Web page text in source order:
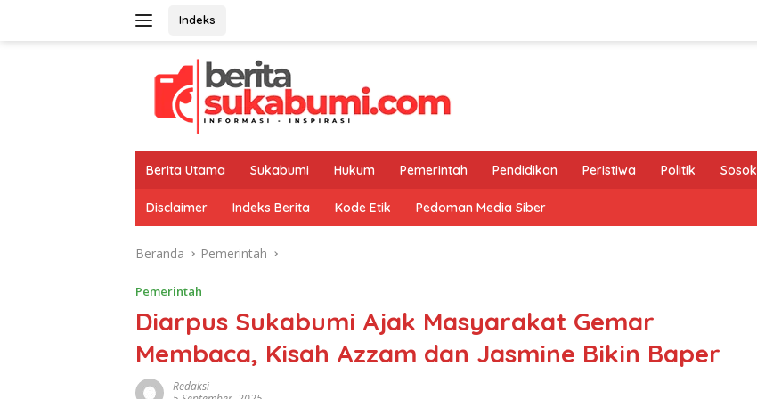
Indeks
Berita Utama Sukabumi Hukum Pemerintah Pendidikan Peristiwa Politik Sosok
Disclaimer Indeks Berita Kode Etik Pedoman Media Siber
Beranda Pemerintah
Pemerintah
Diarpus Sukabumi Ajak Masyarakat Gemar
Membaca, Kisah Azzam dan Jasmine Bikin Baper
Redaksi